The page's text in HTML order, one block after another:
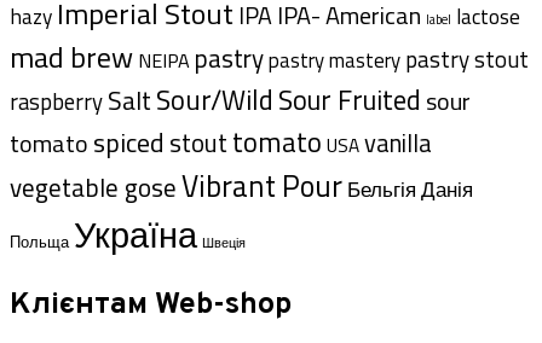
hazy Imperial Stout IPA IPA- American label lactose
mad brew NEIPA pastrypastry masterypastry stout
raspberrySaltSour/Wild Sour Fruited sour
tomatospiced stouttomato USAvanilla
vegetable goseVibrant PourБельгіяДанія
Польща Україна Швеція
Клієнтам Web-shop